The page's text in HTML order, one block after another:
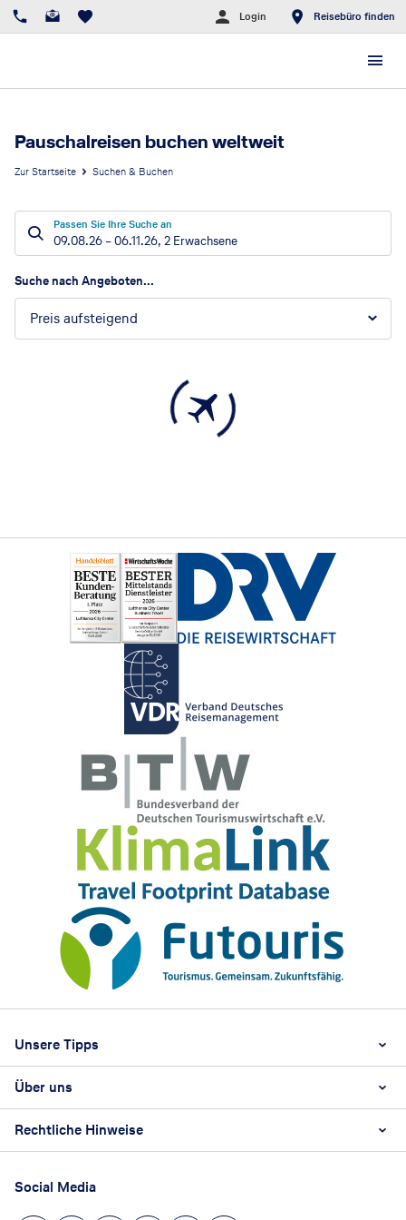
Login Reisebüro finden
Pauschalreisen buchen weltweit
Zur Startseite Suchen & Buchen
Passen Sie Ihre Suche an
09.08.26 –06.11.26, 2 Erwachsene
Suche nach Angeboten...
Preis aufsteigend
Unsere Tipps
Beste Reisezeit
Über uns
Karriere
Reisebüro Franchise-Partner werden
Unsere Unternehmenswerte
Rechtliche Hinweise
AGB
Social Media